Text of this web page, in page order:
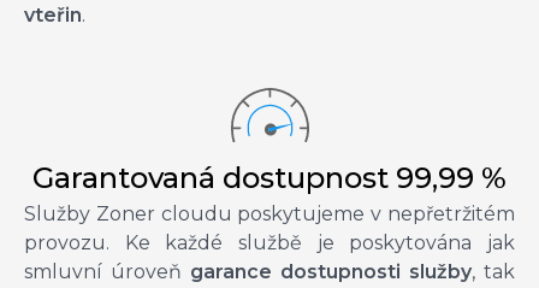
vteřin.
Garantovaná dostupnost 99,99 %
Služby Zoner cloudu poskytujeme v nepřetržitém
provozu. Ke každé službě je poskytována jak
smluvní úroveň garance dostupnosti služby, tak